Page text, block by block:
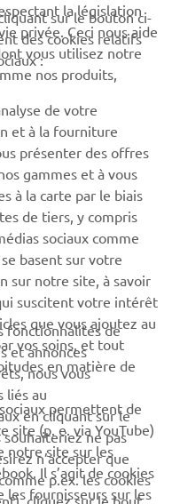
offres, les événements
pour savoir comment
:Politique de
la législation
privée. Ceci nous aide
vous utilisez notre
nos produits,
sur le bouton ci-
des cookies relatifs
:
de votre
et à la fourniture
présenter des offres
gammes et à vous
à la carte par le biais
de tiers, y compris
sociaux comme
basent sur votre
sur notre site, à savoir
suscitent votre intérêt
que vous ajoutez au
vos soins, et tout
en matière de
permettent de
site (p. e. via YouTube)
notre site sur les
Il s’agit de cookies
les fournisseurs sur les
fonctionnalités de
et annonces
nous vous
liés au
en cliquant sur le
souhaiteriez ne pas
n’accepter que
p.ex. les cookies
cliquez sur le bouton